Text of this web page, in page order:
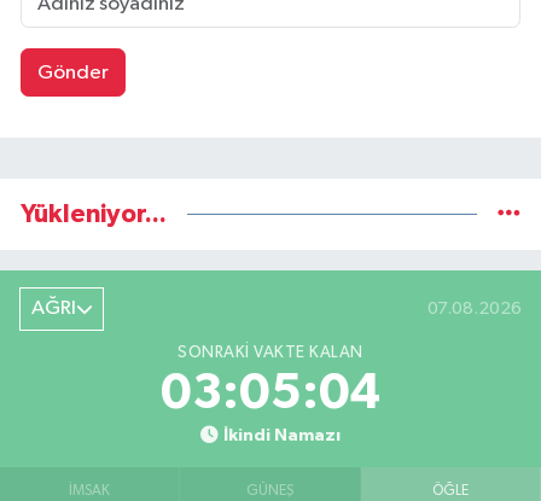
Gönder
Yükleniyor...
AĞRI 07.08.2026
SONRAKI VAKTE KALAN
03:05:03
İkindi Namazı
İMSAK GÜNEŞ ÖĞLE